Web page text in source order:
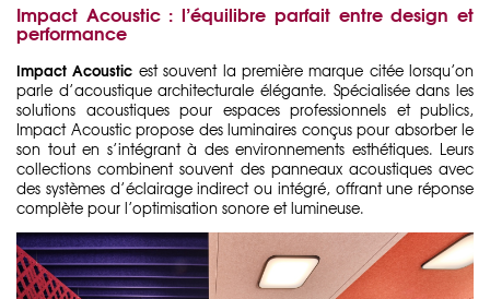
Impact Acoustic : l’équilibre parfait entre design et
performance
Impact Acoustic est souvent la première marque citée lorsqu’on
parle d’acoustique architecturale élégante. Spécialisée dans les
solutions acoustiques pour espaces professionnels et publics,
Impact Acoustic propose des luminaires conçus pour absorber le
son tout en s’intégrant à des environnements esthétiques. Leurs
collections combinent souvent des panneaux acoustiques avec
des systèmes d’éclairage indirect ou intégré, offrant une réponse
complète pour l’optimisation sonore et lumineuse.